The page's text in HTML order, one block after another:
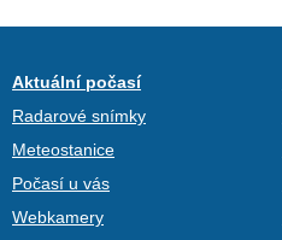
Aktuální počasí
Radarové snímky
Meteostanice
Počasí u vás
Webkamery